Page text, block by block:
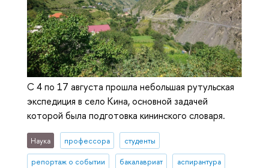
С 4 по 17 августа прошла небольшая рутульская
экспедиция в село Кина, основной задачей
которой была подготовка кининского словаря.
Наука профессора студенты
репортаж о событии бакалавриат аспирантура